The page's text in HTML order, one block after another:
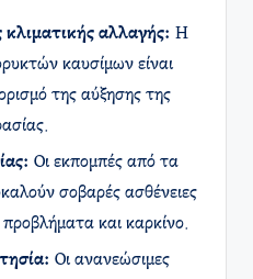
αλλαγής: Η
καυσίμων είναι
της αύξησης της
Οι εκπομπές από τα
σοβαρές ασθένειες
και καρκίνο.
Οι ανανεώσιμες